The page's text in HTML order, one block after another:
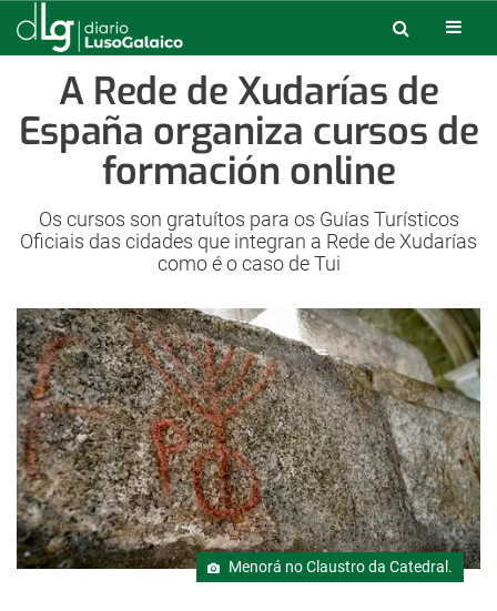
A Rede de Xudarías de
España organiza cursos de
formación online
Os cursos son gratuítos para os Guías Turísticos
Oficiais das cidades que integran a Rede de Xudarías
como é o caso de Tui
Menorá no Claustro da Catedral.